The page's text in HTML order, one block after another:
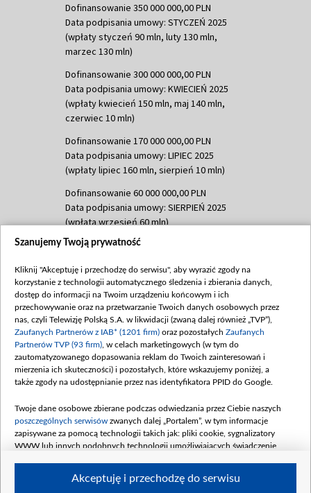
Dofinansowanie 350 000 000,00 PLN
Data podpisania umowy: STYCZEŃ 2025
(wpłaty styczeń 90 mln, luty 130 mln,
marzec 130 mln)
Dofinansowanie 300 000 000,00 PLN
Data podpisania umowy: KWIECIEŃ 2025
(wpłaty kwiecień 150 mln, maj 140 mln,
czerwiec 10 mln)
Dofinansowanie 170 000 000,00 PLN
Data podpisania umowy: LIPIEC 2025
(wpłaty lipiec 160 mln, sierpień 10 mln)
Dofinansowanie 60 000 000,00 PLN
Data podpisania umowy: SIERPIEŃ 2025
(wpłata wrzesień 60 mln)
Dofinansowanie 635 783 051,21 PLN
(wpłata wrzesień 100 mln, październik 350
mln, listopad 265 mln)
Dofinansowanie 48 862 000,00 PLN
Data podpisania umowy: GRUDZIEŃ 2025
(wpłata grudzień 60,548 mln)
Dofinansowanie 900 000 000,00 PLN
Data podpisania umowy: LUTY 2026 (wpłata
kwiecień 180 mln, 7 maja 180 mln, 8
czerwca 90 mln)
Dofinansowanie 250 000 000,00 PLN
4 sierpnia 250 mln
Szanujemy Twoją prywatność
Kliknij "Akceptuję i przechodzę do serwisu", aby wyrazić zgody na
korzystanie z technologii automatycznego śledzenia i zbierania danych,
dostęp do informacji na Twoim urządzeniu końcowym i ich
przechowywanie oraz na przetwarzanie Twoich danych osobowych przez
nas, czyli Telewizję Polską S.A. w likwidacji (zwaną dalej również „TVP”),
Zaufanych Partnerów z IAB* (1201 firm) oraz pozostałych Zaufanych
Partnerów TVP (93 firm) , w celach marketingowych (w tym do
zautomatyzowanego dopasowania reklam do Twoich zainteresowań i
mierzenia ich skuteczności) i pozostałych, które wskazujemy poniżej, a
także zgody na udostępnianie przez nas identyfikatora PPID do Google.
Twoje dane osobowe zbierane podczas odwiedzania przez Ciebie naszych
poszczególnych serwisów zwanych dalej „Portalem”, w tym informacje
zapisywane za pomocą technologii takich jak: pliki cookie, sygnalizatory
WWW lub innych podobnych technologii umożliwiających świadczenie
Akceptuję i przechodzę do serwisu